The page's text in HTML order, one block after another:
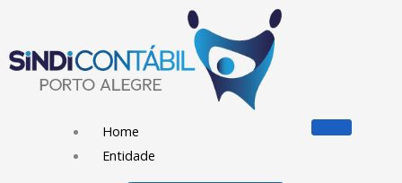
conteúdo
Home
Entidade